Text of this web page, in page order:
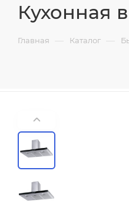
Кухонная
Главная — Каталог —